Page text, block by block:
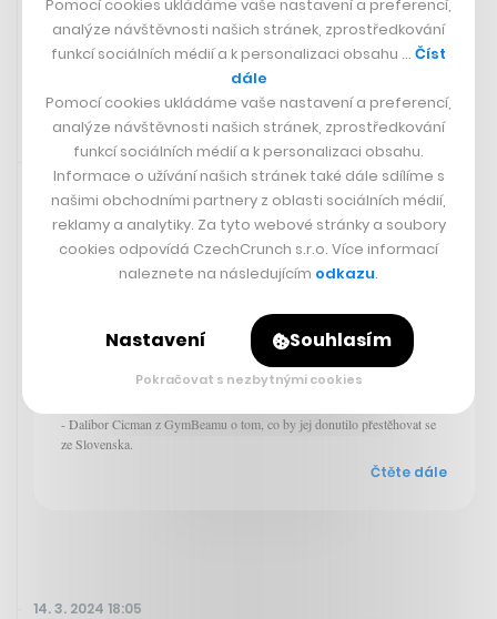
operovali ho kvůli krevní sraženině
14. 3. 2024 19:03 Doporučujeme
„Od určité velikosti se byznys
nedělá úplně dobře v menších
městech jako Košice. Když už
firma dosáhne statusu
miliardového jednorožce,
většinou má svoji centrálu ve
velkoměstě.“
- Dalibor Cicman z GymBeamu o tom, co by jej donutilo přestěhovat se
ze Slovenska.
Čtěte dále
14. 3. 2024 18:05
Pomocí cookies ukládáme vaše nastavení a preferencí,
analýze návštěvnosti našich stránek, zprostředkování
funkcí sociálních médií a k personalizaci obsahu … Číst
dále
Pomocí cookies ukládáme vaše nastavení a preferencí,
analýze návštěvnosti našich stránek, zprostředkování
funkcí sociálních médií a k personalizaci obsahu.
Informace o užívání našich stránek také dále sdílíme s
našimi obchodními partnery z oblasti sociálních médií,
reklamy a analytiky. Za tyto webové stránky a soubory
cookies odpovídá CzechCrunch s.r.o. Více informací
naleznete na následujícím odkazu.
Nastavení Souhlasím
Pokračovat s nezbytnými cookies